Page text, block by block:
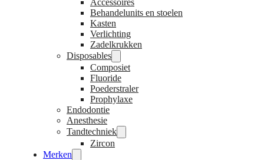
Behandelunits en stoelen
Kasten
Verlichting
Zadelkrukken
Disposables
Composiet
Fluoride
Poederstraler
Prophylaxe
Endodontie
Anesthesie
Tandtechniek
Zircon
Merken